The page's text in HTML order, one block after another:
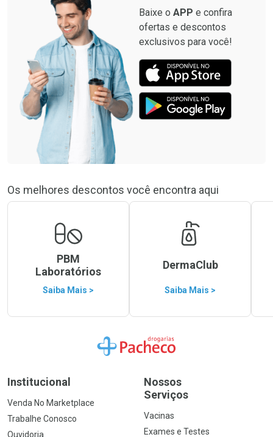
Baixe o APP e confira
ofertas e descontos
exclusivos para você!
Os melhores descontos você encontra aqui
PBM
Laboratórios
Saiba Mais >
DermaClub
Saiba Mais >
Ir para a Home
Institucional
Venda No Marketplace
Trabalhe Conosco
Ouvidoria
Nossos
Serviços
Vacinas
Exames e Testes